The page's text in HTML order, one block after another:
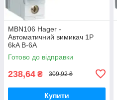
MBN106 Hager -
Автоматичний вимикач 1P
6kA B-6A
Готово до відправки
238,64 ₴ 309,92 ₴
Купити